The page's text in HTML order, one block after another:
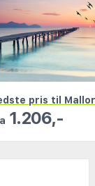
finde netop
Du kan
til
kriterier, der
rejsegaranti.
pris til
1.206,-